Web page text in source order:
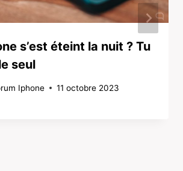
s’est éteint la nuit ? Tu
seul
Iphone 11 octobre 2023